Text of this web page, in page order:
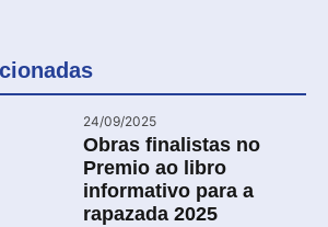
24/09/2025
Obras finalistas no
Premio ao libro
informativo para a
rapazada 2025